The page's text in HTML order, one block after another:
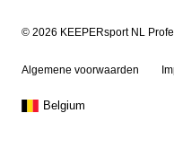
© 2026 KEEPERsport NL
Algemene voorwaarden
Belgium